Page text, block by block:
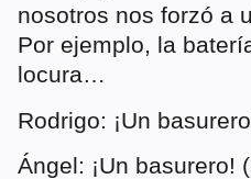
nosotros nos forzó a
Por ejemplo, la
locura…
Rodrigo: ¡Un
Ángel: ¡Un basurero!